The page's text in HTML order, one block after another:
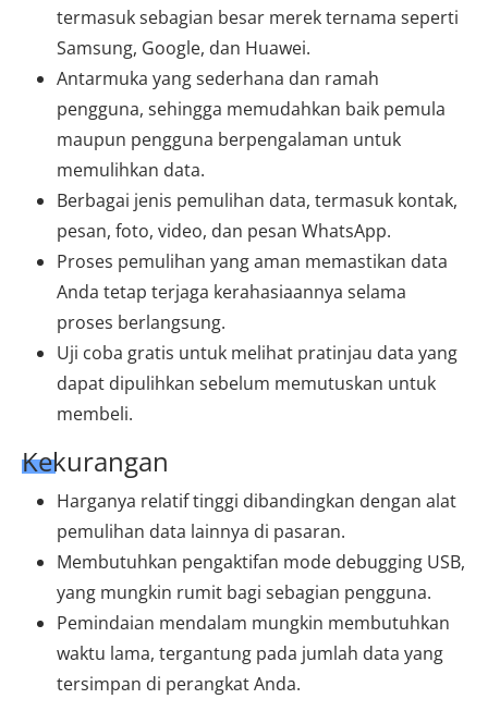
termasuk sebagian besar merek ternama seperti
Samsung, Google, dan Huawei.
Antarmuka yang sederhana dan ramah
pengguna, sehingga memudahkan baik pemula
maupun pengguna berpengalaman untuk
memulihkan data.
Berbagai jenis pemulihan data, termasuk kontak,
pesan, foto, video, dan pesan WhatsApp.
Proses pemulihan yang aman memastikan data
Anda tetap terjaga kerahasiaannya selama
proses berlangsung.
Uji coba gratis untuk melihat pratinjau data yang
dapat dipulihkan sebelum memutuskan untuk
membeli.
Kekurangan
Harganya relatif tinggi dibandingkan dengan alat
pemulihan data lainnya di pasaran.
Membutuhkan pengaktifan mode debugging USB,
yang mungkin rumit bagi sebagian pengguna.
Pemindaian mendalam mungkin membutuhkan
waktu lama, tergantung pada jumlah data yang
tersimpan di perangkat Anda.